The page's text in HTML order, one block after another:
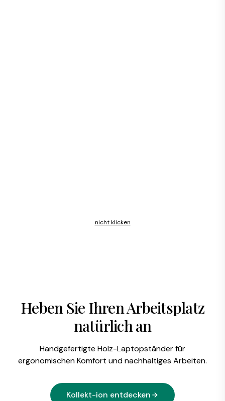
nicht klicken
Heben Sie Ihren Arbeitsplatz
natürlich an
Handgefertigte Holz-Laptopständer für
ergonomischen Komfort und nachhaltiges Arbeiten.
Kollekt-ion entdecken